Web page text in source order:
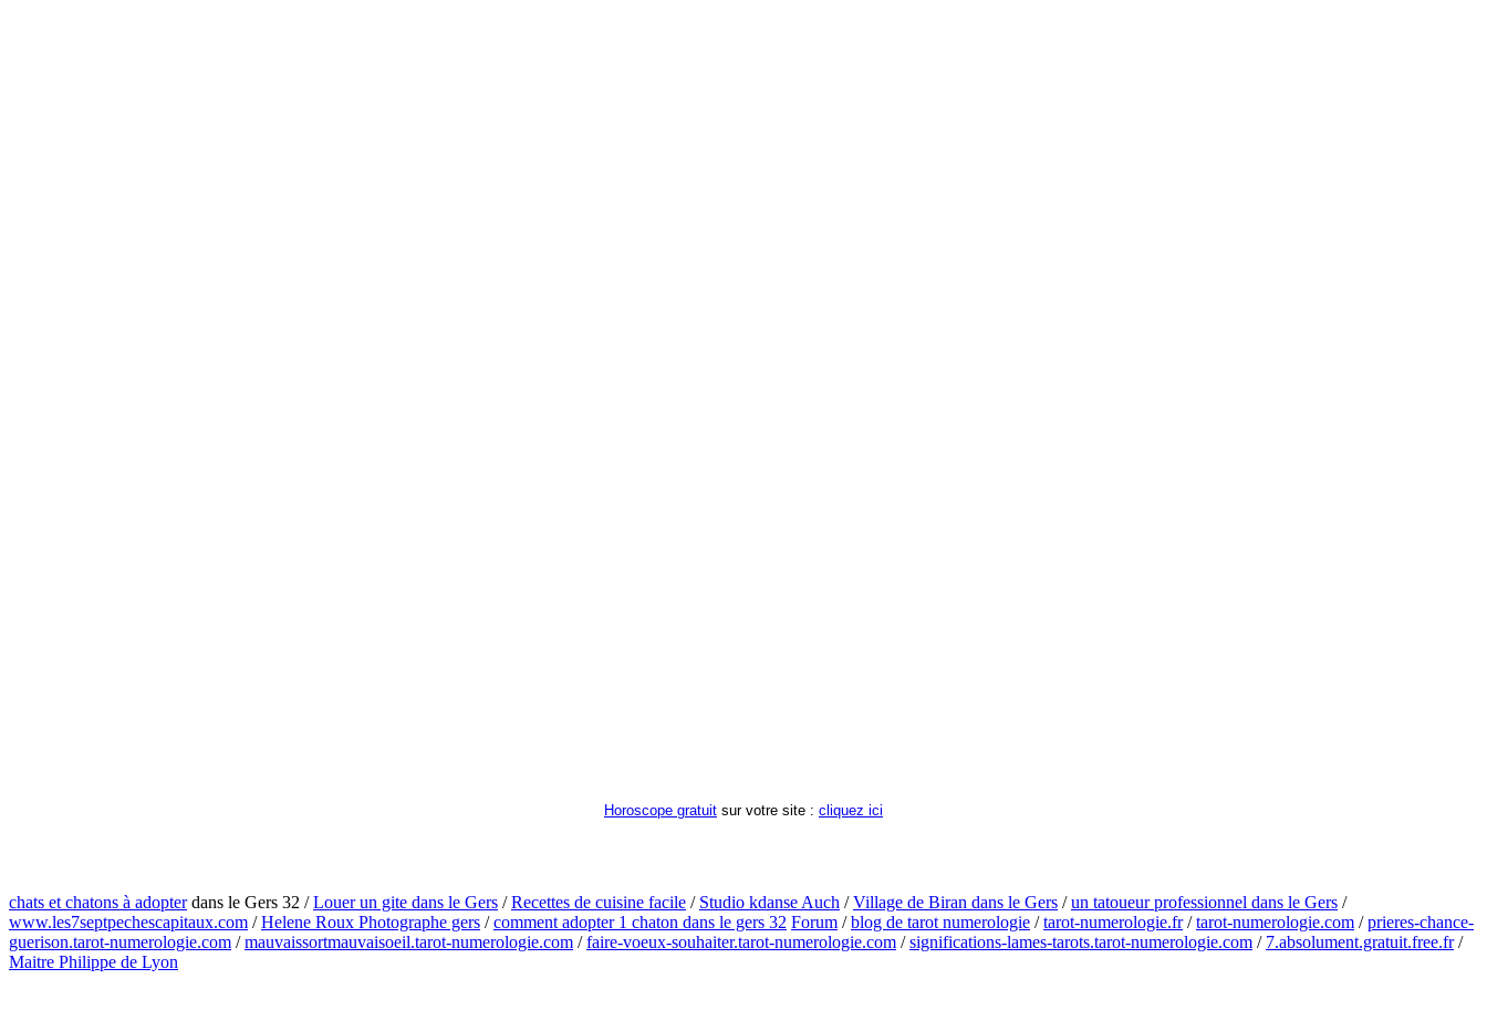
Horoscope gratuit sur votre site : cliquez ici
chats et chatons à adopterdans le Gers 32 /Louer un gite dans le Gers /Recettes de cuisine facile / Studio kdanse Auch /Village de Biran dans le Gers /un tatoueur professionnel dans le Gers /
www.les7septpechescapitaux.com /Helene Roux Photographe gers /comment adopter 1 chaton dans le gers 32 Forum /blog de tarot numerologie /tarot-numerologie.fr/tarot-numerologie.com /prieres-chance-
guerison.tarot-numerologie.com /mauvaissortmauvaisoeil.tarot-numerologie.com /faire-voeux-souhaiter.tarot-numerologie.com /significations-lames-tarots.tarot-numerologie.com / 7.absolument.gratuit.free.fr/
Maitre Philippe de Lyon